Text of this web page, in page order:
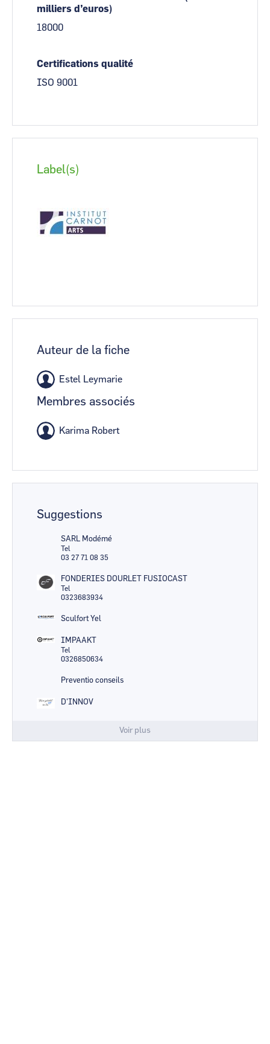
milliers d’euros)
18000
Certifications qualité
ISO 9001
Label(s)
Auteur de la fiche
Estel Leymarie
Membres associés
Karima Robert
Suggestions
SARL Modémé
Tel
03 27 71 08 35
FONDERIES DOURLET FUSIOCAST
Tel
0323683934
Sculfort Yel
IMPAAKT
Tel
0326850634
Preventio conseils
D'INNOV
Voir plus